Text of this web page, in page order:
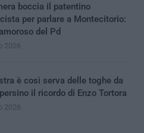
boccia il patentino
per parlare a Montecitorio:
del Pd
2026
è così serva delle toghe da
il ricordo di Enzo Tortora
2026